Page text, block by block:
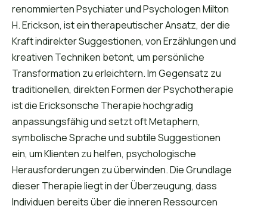
renommierten Psychiater und Psychologen Milton
H. Erickson, ist ein therapeutischer Ansatz, der die
Kraft indirekter Suggestionen, von Erzählungen und
kreativen Techniken betont, um persönliche
Transformation zu erleichtern. Im Gegensatz zu
traditionellen, direkten Formen der Psychotherapie
ist die Ericksonsche Therapie hochgradig
anpassungsfähig und setzt oft Metaphern,
symbolische Sprache und subtile Suggestionen
ein, um Klienten zu helfen, psychologische
Herausforderungen zu überwinden. Die Grundlage
dieser Therapie liegt in der Überzeugung, dass
Individuen bereits über die inneren Ressourcen